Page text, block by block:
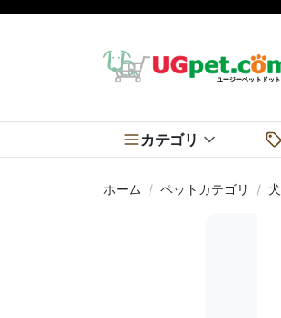
カテゴリ
ホーム ペットカテゴリ 犬